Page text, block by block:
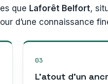
que Laforêt Belfort,
d’une connaissance
03
L’atout d’un